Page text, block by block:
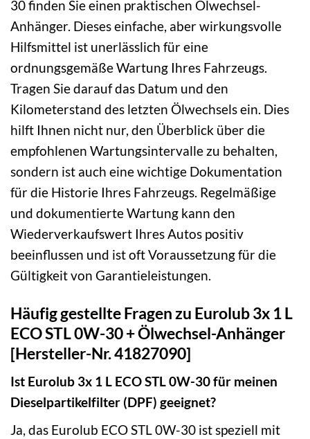
30 finden Sie einen praktischen Ölwechsel-
Anhänger. Dieses einfache, aber wirkungsvolle
Hilfsmittel ist unerlässlich für eine
ordnungsgemäße Wartung Ihres Fahrzeugs.
Tragen Sie darauf das Datum und den
Kilometerstand des letzten Ölwechsels ein. Dies
hilft Ihnen nicht nur, den Überblick über die
empfohlenen Wartungsintervalle zu behalten,
sondern ist auch eine wichtige Dokumentation
für die Historie Ihres Fahrzeugs. Regelmäßige
und dokumentierte Wartung kann den
Wiederverkaufswert Ihres Autos positiv
beeinflussen und ist oft Voraussetzung für die
Gültigkeit von Garantieleistungen.
Häufig gestellte Fragen zu Eurolub 3x 1 L
ECO STL 0W-30 + Ölwechsel-Anhänger
[Hersteller-Nr. 41827090]
Ist Eurolub 3x 1 L ECO STL 0W-30 für meinen
Dieselpartikelfilter (DPF) geeignet?
Ja, das Eurolub ECO STL 0W-30 ist speziell mit